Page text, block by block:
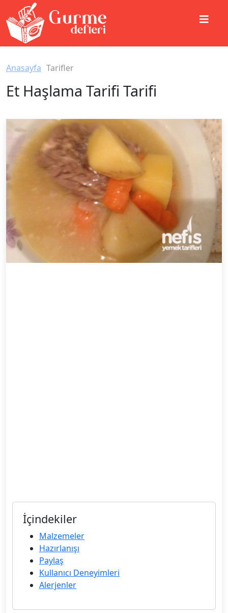
Anasayfa Tarifler
Et Haşlama Tarifi Tarifi
İçindekiler
Malzemeler
Hazırlanışı
Paylaş
Kullanıcı Deneyimleri
Alerjenler